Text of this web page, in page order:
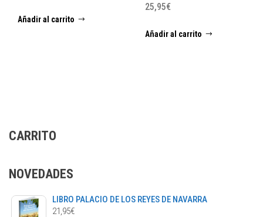
Añadir al carrito
25,95€
Añadir al carrito
CARRITO
NOVEDADES
LIBRO PALACIO DE LOS REYES DE NAVARRA
21,95€